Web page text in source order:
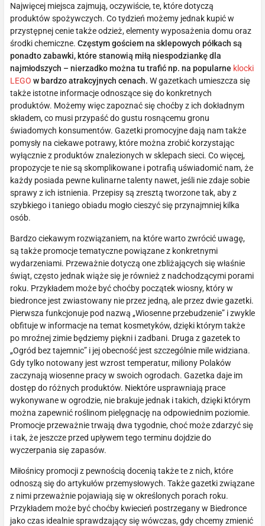
Najwięcej miejsca zajmują, oczywiście, te, które dotyczą
produktów spożywczych. Co tydzień możemy jednak kupić w
przystępnej cenie także odzież, elementy wyposażenia domu oraz
środki chemiczne. Częstym gościem na sklepowych półkach są
ponadto zabawki, które stanowią miłą niespodziankę dla
najmłodszych – nierzadko można tu trafić np. na popularne klocki
LEGO w bardzo atrakcyjnych cenach. W gazetkach umieszcza się
także istotne informacje odnoszące się do konkretnych
produktów. Możemy więc zapoznać się choćby z ich dokładnym
składem, co musi przypaść do gustu rosnącemu gronu
świadomych konsumentów. Gazetki promocyjne dają nam także
pomysły na ciekawe potrawy, które można zrobić korzystając
wyłącznie z produktów znalezionych w sklepach sieci. Co więcej,
propozycje te nie są skomplikowane i potrafią uświadomić nam, że
każdy posiada pewne kulinarne talenty nawet, jeśli nie zdaje sobie
sprawy z ich istnienia. Przepisy są zresztą tworzone tak, aby z
szybkiego i taniego obiadu mogło cieszyć się przynajmniej kilka
osób.
Bardzo ciekawym rozwiązaniem, na które warto zwrócić uwagę,
są także promocje tematyczne powiązane z konkretnymi
wydarzeniami. Przeważnie dotyczą one zbliżających się właśnie
świąt, często jednak wiąże się je również z nadchodzącymi porami
roku. Przykładem może być choćby początek wiosny, który w
biedronce jest zwiastowany nie przez jedną, ale przez dwie gazetki.
Pierwsza funkcjonuje pod nazwą „Wiosenne przebudzenie” i zwykle
obfituje w informacje na temat kosmetyków, dzięki którym także
po mroźnej zimie będziemy piękni i zadbani. Druga z gazetek to
„Ogród bez tajemnic” i jej obecność jest szczególnie mile widziana.
Gdy tylko notowany jest wzrost temperatur, miliony Polaków
zaczynają wiosenne pracy w swoich ogrodach. Gazetka daje im
dostęp do różnych produktów. Niektóre usprawniają prace
wykonywane w ogrodzie, nie brakuje jednak i takich, dzięki którym
można zapewnić roślinom pielęgnację na odpowiednim poziomie.
Promocje przeważnie trwają dwa tygodnie, choć może zdarzyć się
i tak, że jeszcze przed upływem tego terminu dojdzie do
wyczerpania się zapasów.
Miłośnicy promocji z pewnością docenią także te z nich, które
odnoszą się do artykułów przemysłowych. Także gazetki związane
z nimi przeważnie pojawiają się w określonych porach roku.
Przykładem może być choćby kwiecień postrzegany w Biedronce
jako czas idealnie sprawdzający się wówczas, gdy chcemy zmienić